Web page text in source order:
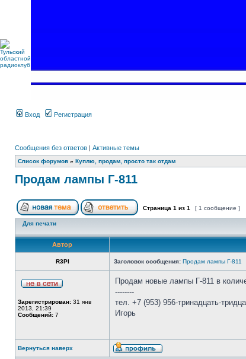
Вход Регистрация
Сообщения без ответов | Активные темы
Список форумов » Куплю, продам, просто так отдам
Продам лампы Г-811
Страница 1 из 1 [ 1 сообщение ]
Для печати
Автор
R3PI Заголовок сообщения: Продам лампы Г-811
Зарегистрирован: 31 янв
2013, 21:39
Сообщений: 7
Продам новые лампы Г-811 в
--------
тел. +7 (953) 956-тринадцать-
Игорь
Вернуться наверх